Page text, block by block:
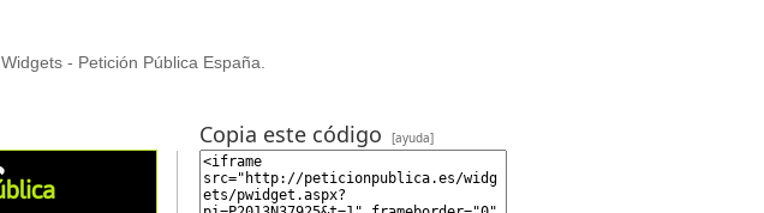
- Petición Pública España.
Copia este código [ayuda]